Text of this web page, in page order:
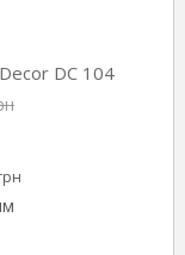
DC 104